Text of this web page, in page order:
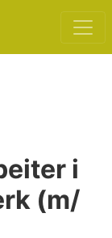
i
(m/